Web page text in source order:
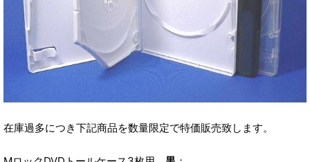
在庫過多につき下記商品を数量限定で特価販売致します。